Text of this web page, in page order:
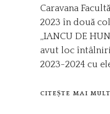
Caravana
2023 în două
,,IANCU DE
avut loc
2023-2024 cu
CITEȘTE MAI